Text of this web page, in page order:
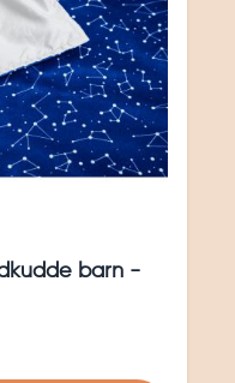
barn -